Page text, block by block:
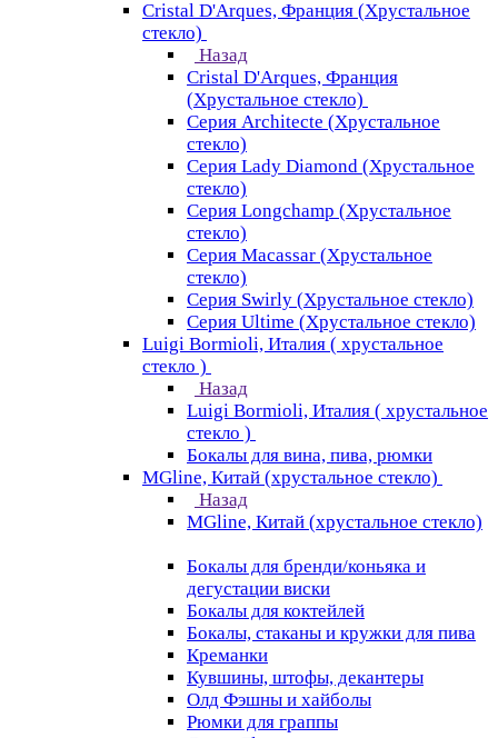
Cristal D'Arques, Франция (Хрустальное
стекло)
Назад
Cristal D'Arques, Франция
(Хрустальное стекло)
Серия Architecte (Хрустальное
стекло)
Серия Lady Diamond (Хрустальное
стекло)
Серия Longchamp (Хрустальное
стекло)
Серия Macassar (Хрустальное
стекло)
Серия Swirly (Хрустальное стекло)
Серия Ultime (Хрустальное стекло)
Luigi Bormioli, Италия ( хрустальное
стекло )
Назад
Luigi Bormioli, Италия ( хрустальное
стекло )
Бокалы для вина, пива, рюмки
MGline, Китай (хрустальное стекло)
Назад
MGline, Китай (хрустальное стекло)
Бокалы для бренди/коньяка и
дегустации виски
Бокалы для коктейлей
Бокалы, стаканы и кружки для пива
Креманки
Кувшины, штофы, декантеры
Олд Фэшны и хайболы
Рюмки для граппы